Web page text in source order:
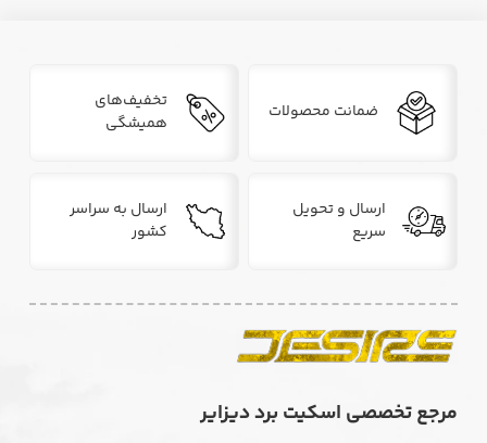
ضمانت محصولات
تخفیف‌های
همیشگی
ارسال و تحویل
سریع
ارسال به سراسر
کشور
مرجع تخصصی اسکیت برد دیزایر